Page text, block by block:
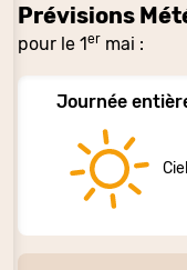
Prévisions
pour le 1er mai :
Journée